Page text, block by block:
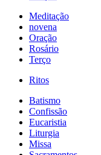
Meditação
novena
Oração
Rosário
Terço
Ritos
Batismo
Confissão
Eucaristia
Liturgia
Missa